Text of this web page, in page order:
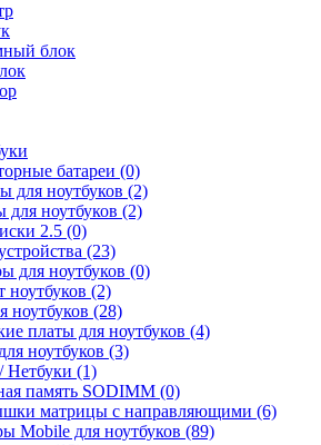
блок
батареи (0)
для ноутбуков (2)
для ноутбуков (2)
2.5 (0)
(23)
для ноутбуков (0)
ноутбуков (2)
ноутбуков (28)
платы для ноутбуков (4)
ноутбуков (3)
Нетбуки (1)
память SODIMM (0)
матрицы с направляющими (6)
Mobile для ноутбуков (89)